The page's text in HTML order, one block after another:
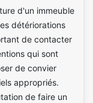
d'un immeuble
détériorations
de contacter
qui sont
de convier
appropriés.
de faire un